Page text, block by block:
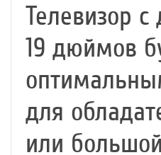
Телевизор
19 дюймов
для
или